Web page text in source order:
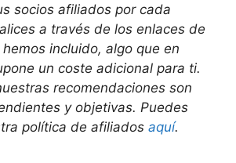
socios afiliados por cada
a través de los enlaces de
incluido, algo que en
un coste adicional para ti.
recomendaciones son
y objetivas. Puedes
política de afiliados aquí.